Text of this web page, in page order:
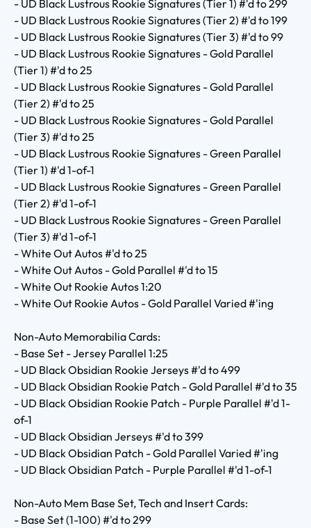
- UD Black Lustrous Rookie Signatures (Tier 1) #'d to 299
- UD Black Lustrous Rookie Signatures (Tier 2) #'d to 199
- UD Black Lustrous Rookie Signatures (Tier 3) #'d to 99
- UD Black Lustrous Rookie Signatures - Gold Parallel
(Tier 1) #'d to 25
- UD Black Lustrous Rookie Signatures - Gold Parallel
(Tier 2) #'d to 25
- UD Black Lustrous Rookie Signatures - Gold Parallel
(Tier 3) #'d to 25
- UD Black Lustrous Rookie Signatures - Green Parallel
(Tier 1) #'d 1-of-1
- UD Black Lustrous Rookie Signatures - Green Parallel
(Tier 2) #'d 1-of-1
- UD Black Lustrous Rookie Signatures - Green Parallel
(Tier 3) #'d 1-of-1
- White Out Autos #'d to 25
- White Out Autos - Gold Parallel #'d to 15
- White Out Rookie Autos 1:20
- White Out Rookie Autos - Gold Parallel Varied #'ing
Non-Auto Memorabilia Cards:
- Base Set - Jersey Parallel 1:25
- UD Black Obsidian Rookie Jerseys #'d to 499
- UD Black Obsidian Rookie Patch - Gold Parallel #'d to 35
- UD Black Obsidian Rookie Patch - Purple Parallel #'d 1-
of-1
- UD Black Obsidian Jerseys #'d to 399
- UD Black Obsidian Patch - Gold Parallel Varied #'ing
- UD Black Obsidian Patch - Purple Parallel #'d 1-of-1
Non-Auto Mem Base Set, Tech and Insert Cards:
- Base Set (1-100) #'d to 299